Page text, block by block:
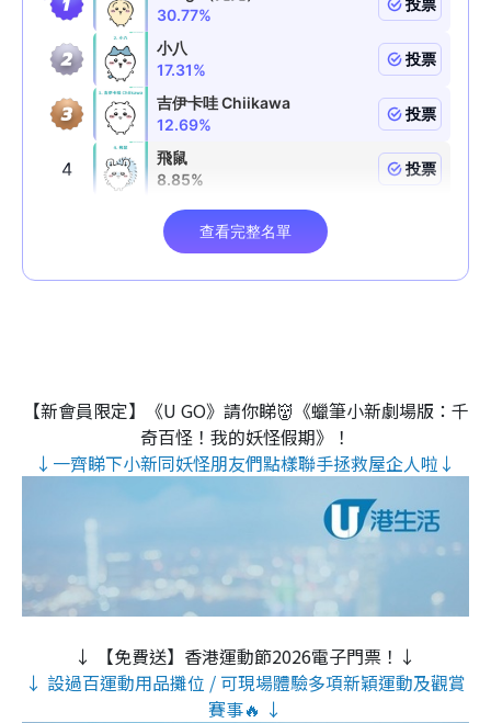
【新會員限定】《U GO》請你睇👹《蠟筆小新劇場版：千
奇百怪！我的妖怪假期》！
↓一齊睇下小新同妖怪朋友們點樣聯手拯救屋企人啦↓
↓ 【免費送】香港運動節2026電子門票！↓
↓ 設過百運動用品攤位 / 可現場體驗多項新穎運動及觀賞
賽事🔥 ↓